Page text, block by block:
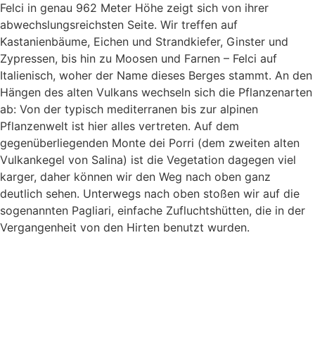
Felci in genau 962 Meter Höhe zeigt sich von ihrer
abwechslungsreichsten Seite. Wir treffen auf
Kastanienbäume, Eichen und Strandkiefer, Ginster und
Zypressen, bis hin zu Moosen und Farnen – Felci auf
Italienisch, woher der Name dieses Berges stammt. An den
Hängen des alten Vulkans wechseln sich die Pflanzenarten
ab: Von der typisch mediterranen bis zur alpinen
Pflanzenwelt ist hier alles vertreten. Auf dem
gegenüberliegenden Monte dei Porri (dem zweiten alten
Vulkankegel von Salina) ist die Vegetation dagegen viel
karger, daher können wir den Weg nach oben ganz
deutlich sehen. Unterwegs nach oben stoßen wir auf die
sogenannten Pagliari, einfache Zufluchtshütten, die in der
Vergangenheit von den Hirten benutzt wurden.